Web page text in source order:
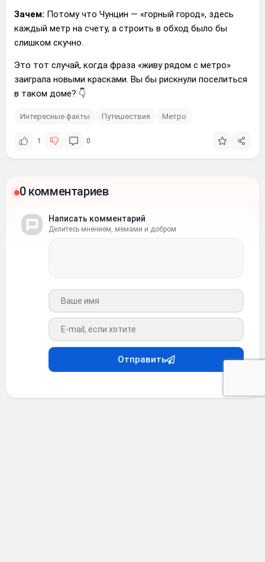
​Зачем: Потому что Чунцин — «горный город», здесь
каждый метр на счету, а строить в обход было бы
слишком скучно.
​Это тот случай, когда фраза «живу рядом с метро»
заиграла новыми красками. Вы бы рискнули поселиться
в таком доме? 👇
Интересные факты Путешествия Метро
1 0
0 комментариев
Написать комментарий
Делитесь мнением, мемами и добром
Ваше имя
Ваш e-mail
Отправить